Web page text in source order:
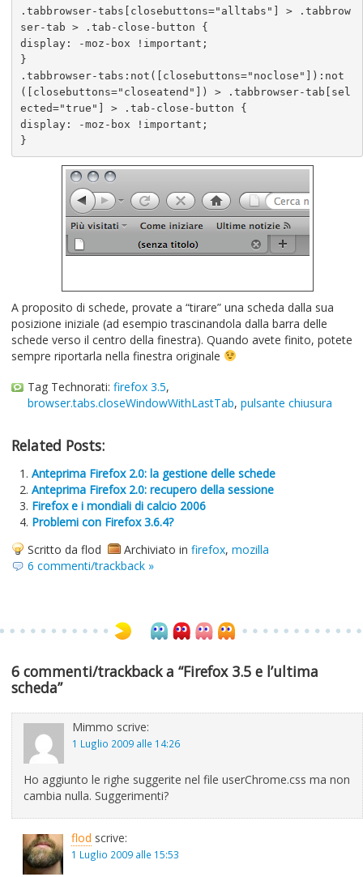
.tabbrowser-tabs[closebuttons="alltabs"] > .tabbrow
ser-tab > .tab-close-button {
display: -moz-box !important;
}
.tabbrowser-tabs:not([closebuttons="noclose"]):not
([closebuttons="closeatend"]) > .tabbrowser-tab[sel
ected="true"] > .tab-close-button {
display: -moz-box !important;
}
A proposito di schede, provate a “tirare” una scheda dalla sua
posizione iniziale (ad esempio trascinandola dalla barra delle
schede verso il centro della finestra). Quando avete finito, potete
sempre riportarla nella finestra originale
Tag Technorati: firefox 3.5,
browser.tabs.closeWindowWithLastTab, pulsante chiusura
Related Posts:
Anteprima Firefox 2.0: la gestione delle schede
Anteprima Firefox 2.0: recupero della sessione
Firefox e i mondiali di calcio 2006
Problemi con Firefox 3.6.4?
Scritto da flod
Archiviato in firefox, mozilla
6 commenti/trackback »
6 commenti/trackback a “Firefox 3.5 e l’ultima
scheda”
Mimmo scrive:
1 Luglio 2009 alle 14:26
Ho aggiunto le righe suggerite nel file userChrome.css ma non
cambia nulla. Suggerimenti?
flod scrive:
1 Luglio 2009 alle 15:53